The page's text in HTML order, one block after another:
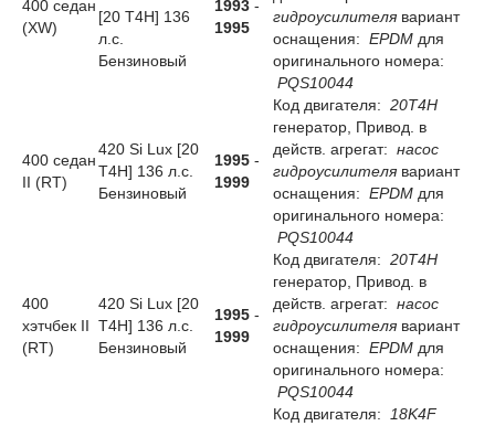
400 седан
(XW)
[20 T4H] 136
л.с.
Бензиновый
1993 -
1995
гидроусилителя вариант
оснащения: EPDM для
оригинального номера:
PQS10044
400 седан
II (RT)
420 Si Lux [20
T4H] 136 л.с.
Бензиновый
1995 -
1999
Код двигателя: 20T4H
генератор, Привод. в
действ. агрегат: насос
гидроусилителя вариант
оснащения: EPDM для
оригинального номера:
PQS10044
400
хэтчбек II
(RT)
420 Si Lux [20
T4H] 136 л.с.
Бензиновый
1995 -
1999
Код двигателя: 20T4H
генератор, Привод. в
действ. агрегат: насос
гидроусилителя вариант
оснащения: EPDM для
оригинального номера:
PQS10044
Код двигателя:
18K4F